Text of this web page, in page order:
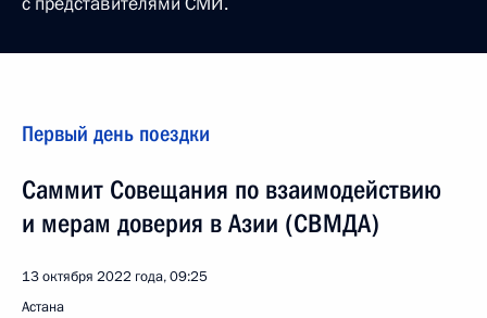
Первый день поездки
Саммит Совещания по взаимодействию
и мерам доверия в Азии (СВМДА)
13 октября 2022 года, 09:25
Астана